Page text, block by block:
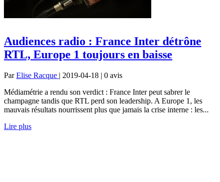
Audiences radio : France Inter détrône
RTL, Europe 1 toujours en baisse
ParElise Racque | 2019-04-18 | 0 avis
Médiamétrie a rendu son verdict : France Inter peut sabrer le
champagne tandis que RTL perd son leadership. A Europe 1, les
mauvais résultats nourrissent plus que jamais la crise interne : les...
Lire plus